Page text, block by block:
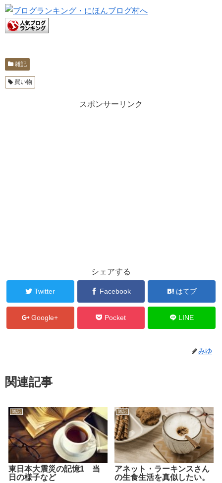
雑記
買い物
スポンサーリンク
シェアする
Twitter Facebook はてブ
Google+ Pocket LINE
みゆ
関連記事
雑記
東日本大震災の記憶1 当
日の様子など
雑記
アネット・ラーキンスさん
の生食生活を真似したい。